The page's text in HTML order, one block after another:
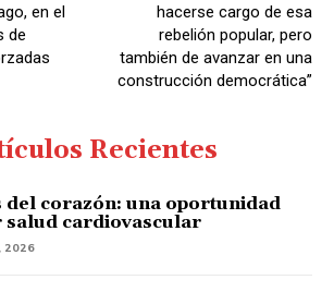
en el
de
hacerse cargo de esa
rebelión popular, pero
también de avanzar en una
construcción democrática”
Recientes
del corazón: una oportunidad
cardiovascular
2026